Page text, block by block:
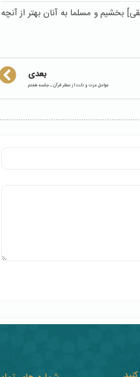
[حقيقى] بخشيم و مسلما به آنان بهتر از آنچه
بعدی
عوامل عزت و ذلت از منظر قرآن ـ جلسه هفتم